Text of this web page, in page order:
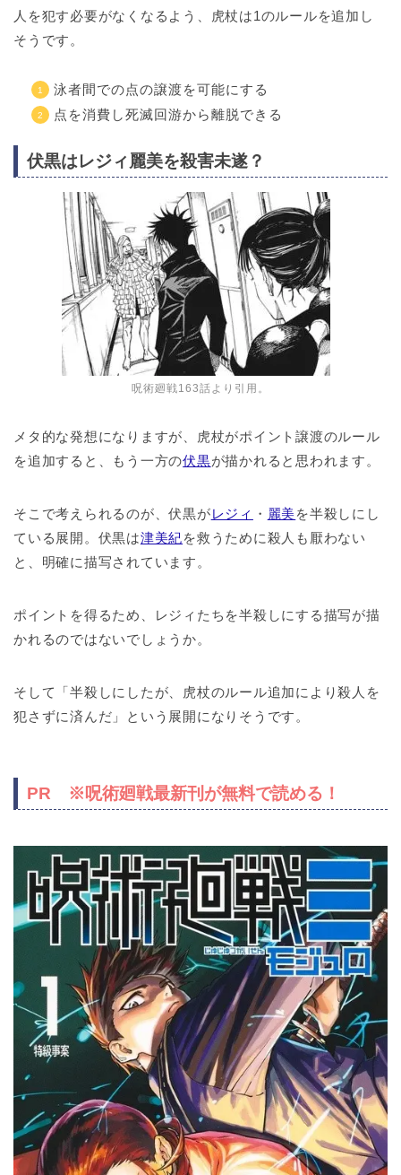
人を犯す必要がなくなるよう、虎杖は1のルールを追加し
そうです。
泳者間での点の譲渡を可能にする
点を消費し死滅回游から離脱できる
伏黒はレジィ麗美を殺害未遂？
呪術廻戦163話より引用。
メタ的な発想になりますが、虎杖がポイント譲渡のルール
を追加すると、もう一方の伏黒が描かれると思われます。
そこで考えられるのが、伏黒がレジィ ・ 麗美を半殺しにし
ている展開。伏黒は津美紀を救うために殺人も厭わない
と、明確に描写されています。
ポイントを得るため、レジィたちを半殺しにする描写が描
かれるのではないでしょうか。
そして「半殺しにしたが、虎杖のルール追加により殺人を
犯さずに済んだ」という展開になりそうです。
PR ※呪術廻戦最新刊が無料で読める！